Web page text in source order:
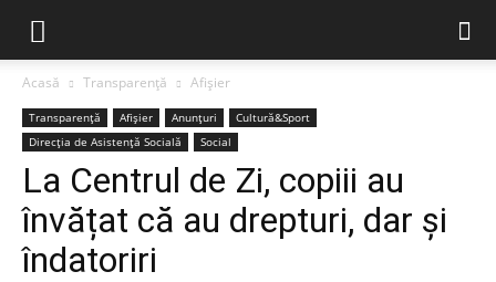
Acasă Transparență Afișier
Transparență Afișier Anunțuri
Cultură&Sport
Direcția de Asistență Socială
Social
La Centrul de Zi, copiii au
învățat că au drepturi, dar și
îndatoriri